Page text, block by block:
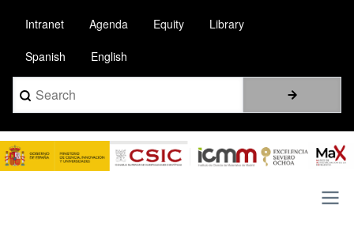
contenido
principal
Intranet Agenda Equity Library
Spanish English
Search
Image